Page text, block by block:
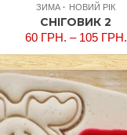
ЗИМА НОВИЙ РІК
СНІГОВИК 2
60 ГРН. – 105 ГРН.